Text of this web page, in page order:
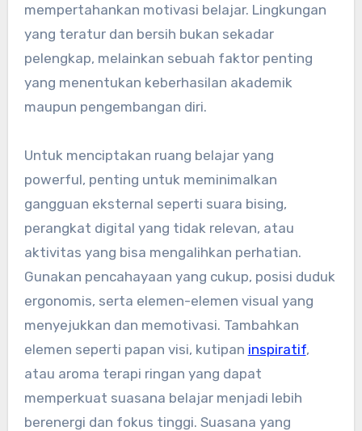
mempertahankan motivasi belajar. Lingkungan
yang teratur dan bersih bukan sekadar
pelengkap, melainkan sebuah faktor penting
yang menentukan keberhasilan akademik
maupun pengembangan diri.
Untuk menciptakan ruang belajar yang
powerful, penting untuk meminimalkan
gangguan eksternal seperti suara bising,
perangkat digital yang tidak relevan, atau
aktivitas yang bisa mengalihkan perhatian.
Gunakan pencahayaan yang cukup, posisi duduk
ergonomis, serta elemen-elemen visual yang
menyejukkan dan memotivasi. Tambahkan
elemen seperti papan visi, kutipan inspiratif,
atau aroma terapi ringan yang dapat
memperkuat suasana belajar menjadi lebih
berenergi dan fokus tinggi. Suasana yang